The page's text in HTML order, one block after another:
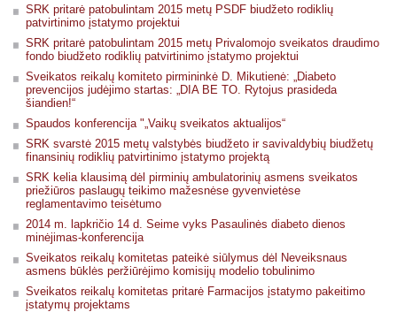
SRK pritarė patobulintam 2015 metų PSDF biudžeto rodiklių
patvirtinimo įstatymo projektui
SRK pritarė patobulintam 2015 metų Privalomojo sveikatos draudimo
fondo biudžeto rodiklių patvirtinimo įstatymo projektui
Sveikatos reikalų komiteto pirmininkė D. Mikutienė: „Diabeto
prevencijos judėjimo startas: „DIA BE TO. Rytojus prasideda
šiandien!“
Spaudos konferencija "„Vaikų sveikatos aktualijos“
SRK svarstė 2015 metų valstybės biudžeto ir savivaldybių biudžetų
finansinių rodiklių patvirtinimo įstatymo projektą
SRK kelia klausimą dėl pirminių ambulatorinių asmens sveikatos
priežiūros paslaugų teikimo mažesnėse gyvenvietėse
reglamentavimo teisėtumo
2014 m. lapkričio 14 d. Seime vyks Pasaulinės diabeto dienos
minėjimas-konferencija
Sveikatos reikalų komitetas pateikė siūlymus dėl Neveiksnaus
asmens būklės peržiūrėjimo komisijų modelio tobulinimo
Sveikatos reikalų komitetas pritarė Farmacijos įstatymo pakeitimo
įstatymų projektams